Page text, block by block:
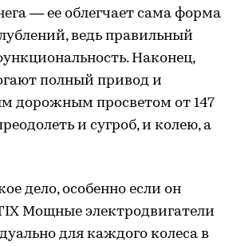
— ее облегчает сама форма
ведь правильный
Наконец,
полный привод и
дорожным просветом от 147
и сугроб, и колею, а
дело, особенно если он
Мощные электродвигатели
для каждого колеса в